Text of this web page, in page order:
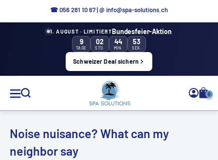
☎056 281 10 67|@ info@spa-solutions.ch
1. AUGUST · LIMITIERTBundesfeier-Aktion
9
TAGE
02
STD.
44
MIN.
53
SEK.
Schweizer Deal sichern
Solutions
0
Noise nuisance? What can my
neighbor say